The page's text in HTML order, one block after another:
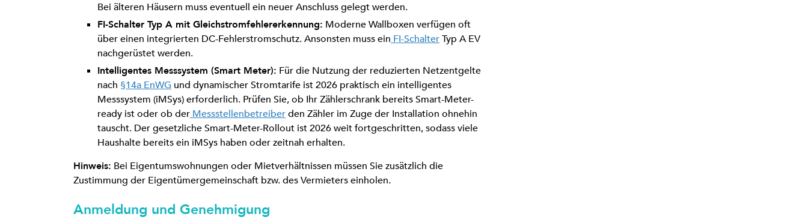
Bei älteren Häusern muss eventuell ein neuer Anschluss gelegt werden.
FI-Schalter Typ A mit Gleichstromfehlererkennung: Moderne Wallboxen verfügen oft
über einen integrierten DC-Fehlerstromschutz. Ansonsten muss ein FI-SchalterTyp A EV
nachgerüstet werden.
Intelligentes Messsystem (Smart Meter): Für die Nutzung der reduzierten Netzentgelte
nach §14a EnWG und dynamischer Stromtarife ist 2026 praktisch ein intelligentes
Messsystem (iMSys) erforderlich. Prüfen Sie, ob Ihr Zählerschrank bereits Smart-Meter-
ready ist oder ob der Messstellenbetreiberden Zähler im Zuge der Installation ohnehin
tauscht. Der gesetzliche Smart-Meter-Rollout ist 2026 weit fortgeschritten, sodass viele
Haushalte bereits ein iMSys haben oder zeitnah erhalten.
Hinweis: Bei Eigentumswohnungen oder Mietverhältnissen müssen Sie zusätzlich die
Zustimmung der Eigentümergemeinschaft bzw. des Vermieters einholen.
Anmeldung und Genehmigung